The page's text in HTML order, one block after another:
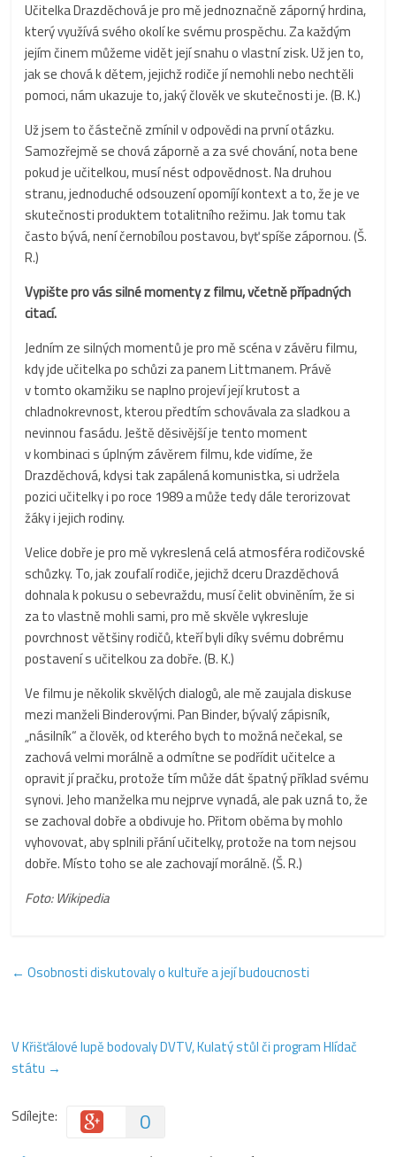
Učitelka Drazděchová je pro mě jednoznačně záporný hrdina,
který využívá svého okolí ke svému prospěchu. Za každým
jejím činem můžeme vidět její snahu o vlastní zisk. Už jen to,
jak se chová k dětem, jejichž rodiče jí nemohli nebo nechtěli
pomoci, nám ukazuje to, jaký člověk ve skutečnosti je. (B. K.)
Už jsem to částečně zmínil v odpovědi na první otázku.
Samozřejmě se chová záporně a za své chování, nota bene
pokud je učitelkou, musí nést odpovědnost. Na druhou
stranu, jednoduché odsouzení opomíjí kontext a to, že je ve
skutečnosti produktem totalitního režimu. Jak tomu tak
často bývá, není černobílou postavou, byť spíše zápornou. (Š.
R.)
Vypište pro vás silné momenty z filmu, včetně případných
citací.
Jedním ze silných momentů je pro mě scéna v závěru filmu,
kdy jde učitelka po schůzi za panem Littmanem. Právě
v tomto okamžiku se naplno projeví její krutost a
chladnokrevnost, kterou předtím schovávala za sladkou a
nevinnou fasádu. Ještě děsivější je tento moment
v kombinaci s úplným závěrem filmu, kde vidíme, že
Drazděchová, kdysi tak zapálená komunistka, si udržela
pozici učitelky i po roce 1989 a může tedy dále terorizovat
žáky i jejich rodiny.
Velice dobře je pro mě vykreslená celá atmosféra rodičovské
schůzky. To, jak zoufalí rodiče, jejichž dceru Drazděchová
dohnala k pokusu o sebevraždu, musí čelit obviněním, že si
za to vlastně mohli sami, pro mě skvěle vykresluje
povrchnost většiny rodičů, kteří byli díky svému dobrému
postavení s učitelkou za dobře. (B. K.)
Ve filmu je několik skvělých dialogů, ale mě zaujala diskuse
mezi manželi Binderovými. Pan Binder, bývalý zápisník,
„násilník“ a člověk, od kterého bych to možná nečekal, se
zachová velmi morálně a odmítne se podřídit učitelce a
opravit jí pračku, protože tím může dát špatný příklad svému
synovi. Jeho manželka mu nejprve vynadá, ale pak uzná to, že
se zachoval dobře a obdivuje ho. Přitom oběma by mohlo
vyhovovat, aby splnili přání učitelky, protože na tom nejsou
dobře. Místo toho se ale zachovají morálně. (Š. R.)
Foto: Wikipedia
← Osobnosti diskutovaly o kultuře a její budoucnosti
V Křišťálové lupě bodovaly DVTV, Kulatý stůl či program Hlídač
státu →
Sdílejte: 0